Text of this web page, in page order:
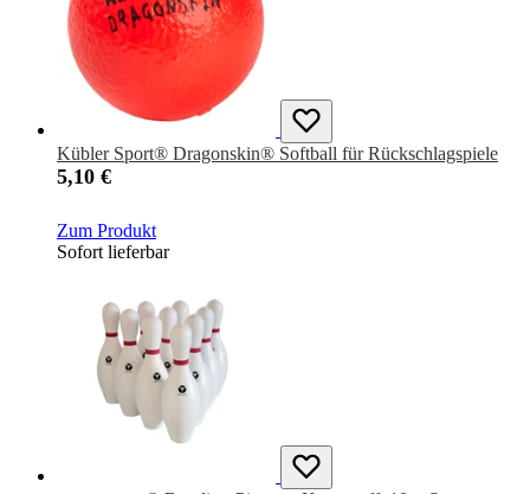
Kübler Sport® Dragonskin® Softball für Rückschlagspiele
5,10 €
Zum Produkt
Sofort lieferbar